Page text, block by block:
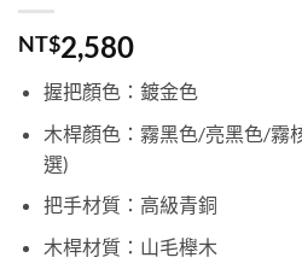
NT$2,580
握把顏色：鍍金色
木桿顏色：霧黑色/亮黑色/霧
選)
把手材質：高級青銅
木桿材質： 山毛櫸木